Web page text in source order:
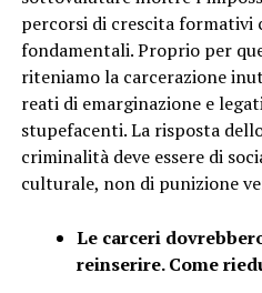
percorsi di crescita formativi
fondamentali. Proprio per
riteniamo la carcerazione
reati di emarginazione e
stupefacenti. La risposta
criminalità deve essere di
culturale, non di punizione
Le carceri
reinserire. Come